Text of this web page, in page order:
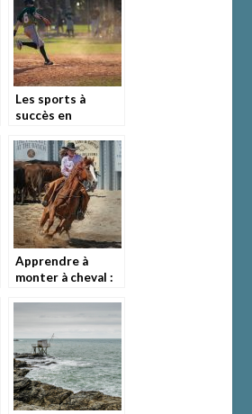
Les sports à
succès en
Apprendre à
monter à cheval :